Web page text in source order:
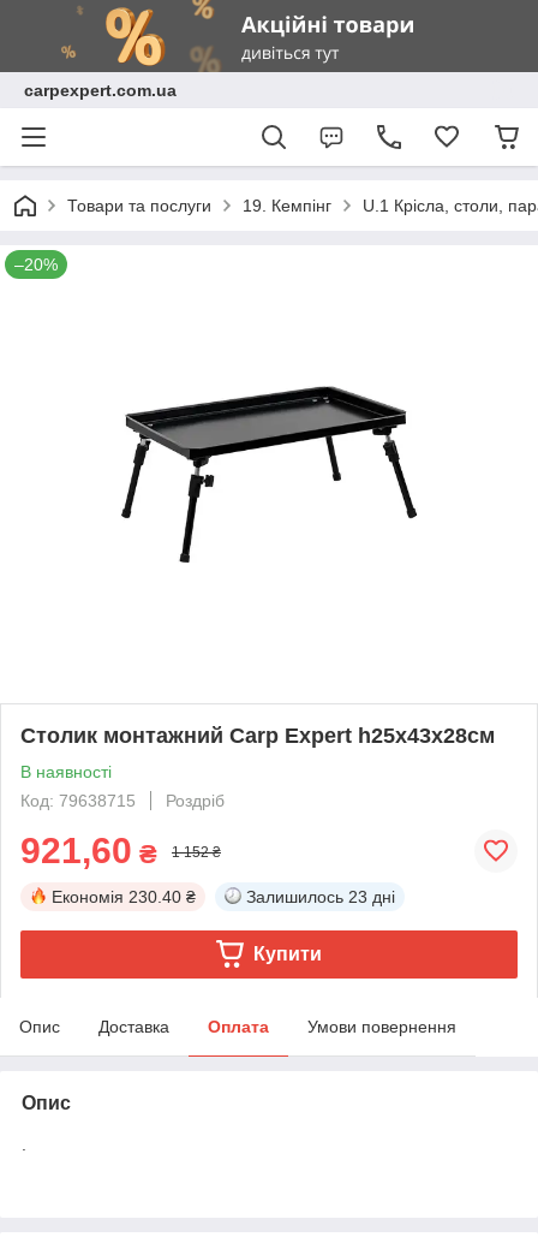
carpexpert.com.ua
Товари та послуги 19. Кемпінг U.1 Крісла, столи,
–20%
Столик монтажний Carp Expert h25x43х28см
В наявності
Код: 79638715
Роздріб
921,60 ₴ 1 152 ₴
Економія 230.40 ₴ Залишилось 23 дні
Купити
Опис Доставка Оплата Умови повернення
Опис